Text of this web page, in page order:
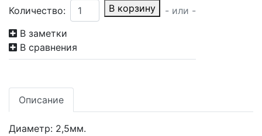
Количество: В корзину
- или -
В заметки
В сравнения
Описание
Диаметр: 2,5мм.